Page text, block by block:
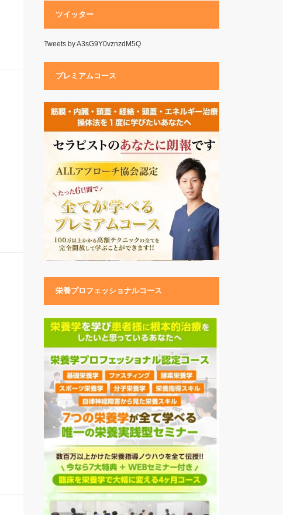
ツイッター
Tweets by A3sG9Y0vznzdM5Q
プレミアムコース
栄養プロフェッショナルコース